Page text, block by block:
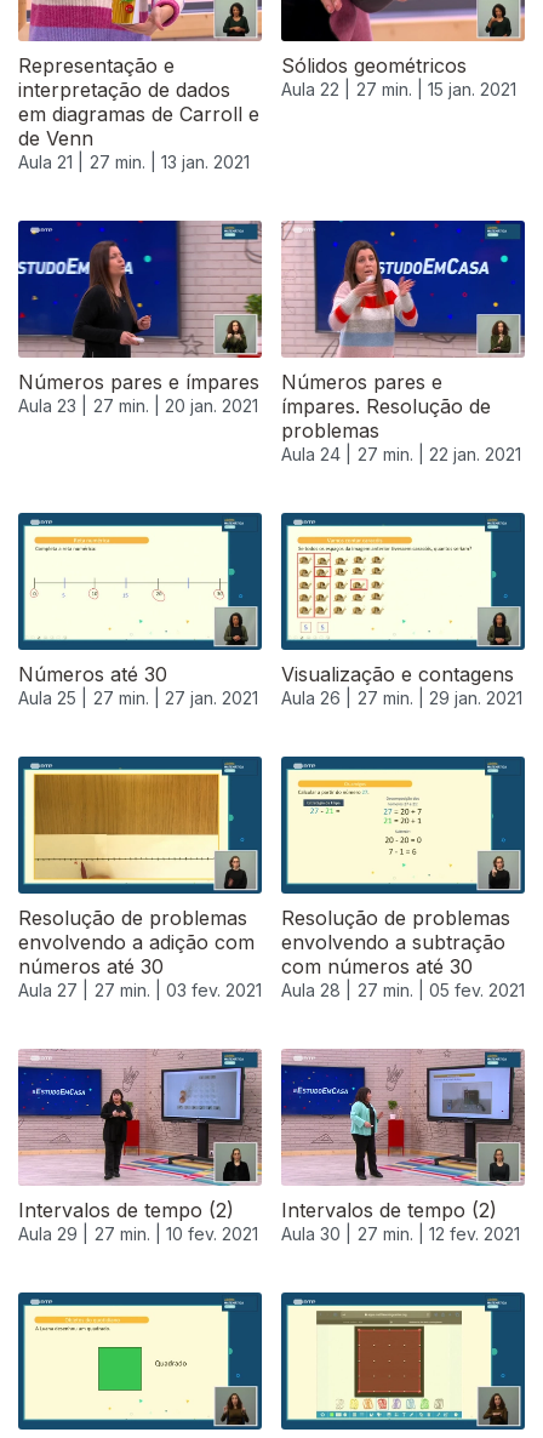
Representação e
interpretação de dados
em diagramas de Carroll e
de Venn
Aula 21 | 27 min. | 13 jan. 2021
Sólidos geométricos
Aula 22 | 27 min. | 15 jan. 2021
Números pares e ímpares
Aula 23 | 27 min. | 20 jan. 2021
Números pares e
ímpares. Resolução de
problemas
Aula 24 | 27 min. | 22 jan. 2021
519346
Números até 30
Aula 25 | 27 min. | 27 jan. 2021
Visualização e contagens
Aula 26 | 27 min. | 29 jan. 2021
Resolução de problemas
envolvendo a adição com
números até 30
Aula 27 | 27 min. | 03 fev. 2021
Resolução de problemas
envolvendo a subtração
com números até 30
Aula 28 | 27 min. | 05 fev. 2021
Intervalos de tempo (2)
Aula 29 | 27 min. | 10 fev. 2021
Intervalos de tempo (2)
Aula 30 | 27 min. | 12 fev. 2021